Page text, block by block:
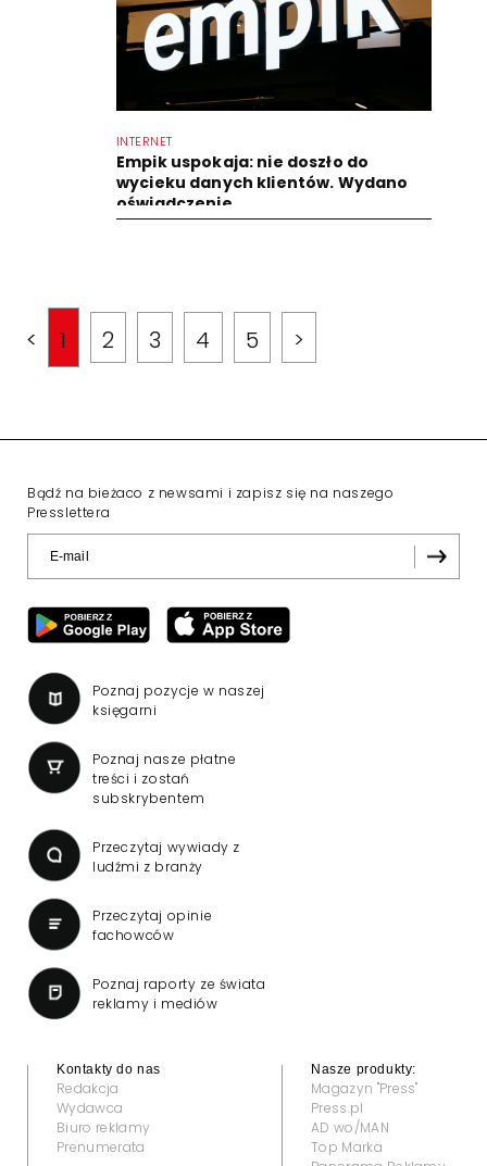
INTERNET
Empik uspokaja: nie doszło do
wycieku danych klientów. Wydano
oświadczenie
< 1 2 3 4 5 >
Bądź na bieżaco z newsami i zapisz się na naszego
Presslettera
Poznaj pozycje w naszej
księgarni
Poznaj nasze płatne
treści i zostań
subskrybentem
Przeczytaj wywiady z
ludźmi z branży
Przeczytaj opinie
fachowców
Poznaj raporty ze świata
reklamy i mediów
Kontakty do nas
Redakcja
Wydawca
Biuro reklamy
Prenumerata
Nasze produkty:
Magazyn "Press"
Press.pl
AD wo/MAN
Top Marka